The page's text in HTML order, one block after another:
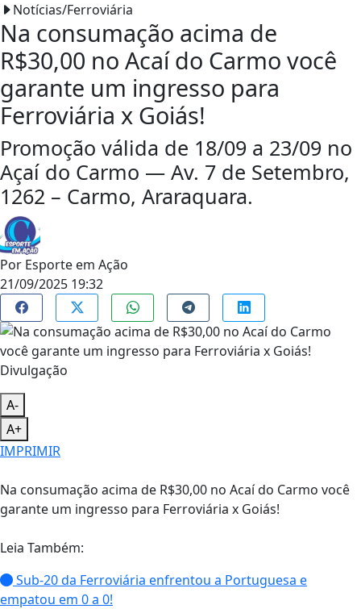
Notícias/Ferroviária
Na consumação acima de
R$30,00 no Acaí do Carmo você
garante um ingresso para
Ferroviária x Goiás!
Promoção válida de 18/09 a 23/09 no
Açaí do Carmo — Av. 7 de Setembro,
1262 – Carmo, Araraquara.
Por Esporte em Ação
21/09/2025 19:32
Divulgação
A-
A+
IMPRIMIR
Na consumação acima de R$30,00 no Acaí do Carmo você
garante um ingresso para Ferroviária x Goiás!
Leia Também:
Sub-20 da Ferroviária enfrentou a Portuguesa e
empatou em 0 a 0!